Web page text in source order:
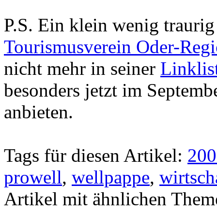
P.S. Ein klein wenig
Tourismusverein Oder-
nicht mehr in seiner
besonders jetzt im
anbieten.
Tags für diesen Artikel:
prowell, wellpappe,
Artikel mit ähnlichen